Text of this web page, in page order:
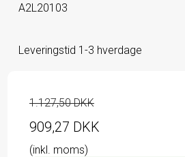
A2L20103
Leveringstid 1-3 hverdage
1.127,50 DKK
909,27 DKK
(inkl. moms)